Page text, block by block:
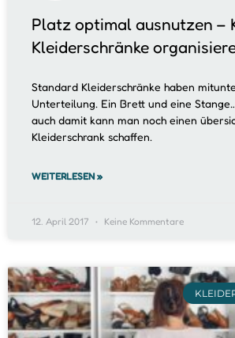
Platz optimal ausnutzen –
Kleiderschränke
Standard Kleiderschränke haben
Unterteilung. Ein Brett und eine
auch damit kann man noch einen
Kleiderschrank schaffen.
WEITERLESEN »
12. April 2017 Keine Kommentare